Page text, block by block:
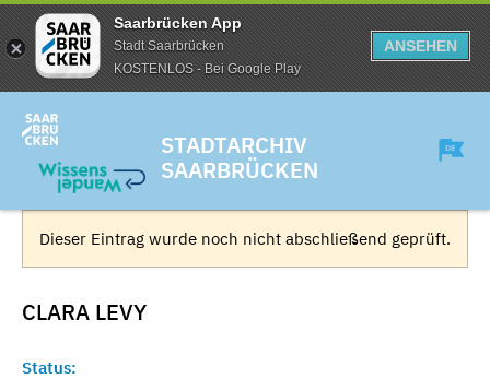
Saarbrücken App
Stadt Saarbrücken
KOSTENLOS - Bei Google Play
ANSEHEN
STADTARCHIV
SAARBRÜCKEN
Dieser Eintrag wurde noch nicht abschließend geprüft.
CLARA LEVY
Status: